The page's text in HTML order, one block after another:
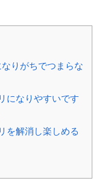
りがちでつまらな
になりやすいです
を解消し楽しめる